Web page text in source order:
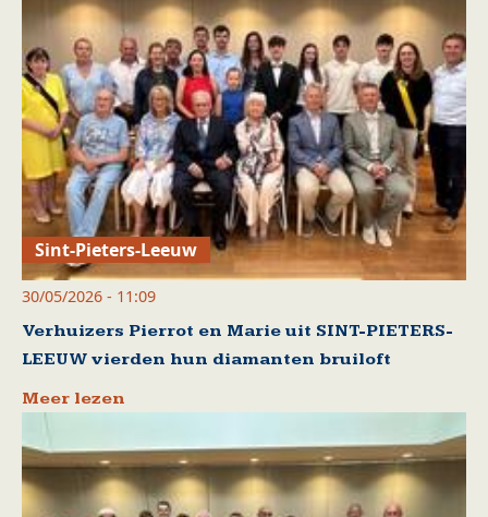
Sint-Pieters-Leeuw
30/05/2026 - 11:09
Verhuizers Pierrot en Marie uit SINT-PIETERS-
LEEUW vierden hun diamanten bruiloft
Meer lezen